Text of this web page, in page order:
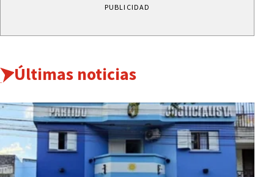
PUBLICIDAD
Últimas noticias